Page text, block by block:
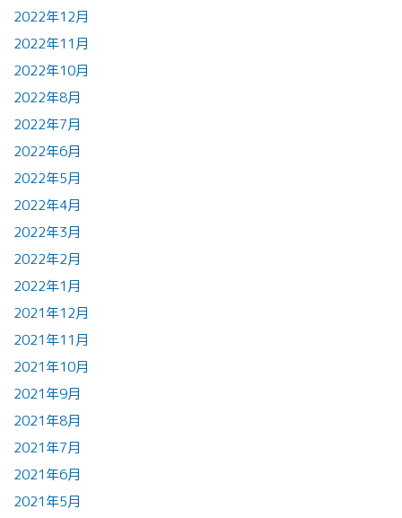
2022年12月
2022年11月
2022年10月
2022年8月
2022年7月
2022年6月
2022年5月
2022年4月
2022年3月
2022年2月
2022年1月
2021年12月
2021年11月
2021年10月
2021年9月
2021年8月
2021年7月
2021年6月
2021年5月